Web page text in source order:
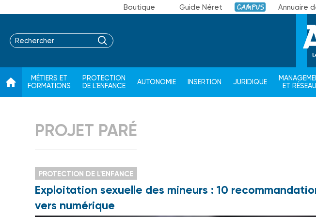
Boutique Guide Néret Campus Annuaire
MÉTIERS ET
FORMATIONS
PROTECTION
DE L'ENFANCE
AUTONOMIE INSERTION JURIDIQUE
ET
PROJET PARÉ
PROTECTION DE L'ENFANCE
Exploitation sexuelle des mineurs : 10
vers numérique